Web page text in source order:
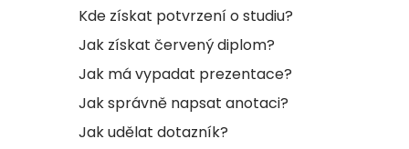
Kde získat potvrzení o studiu?
Jak získat červený diplom?
Jak má vypadat prezentace?
Jak správně napsat anotaci?
Jak udělat dotazník?